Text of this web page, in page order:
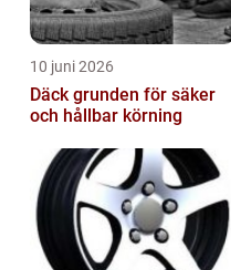
10 juni 2026
Däck grunden för säker
och hållbar körning